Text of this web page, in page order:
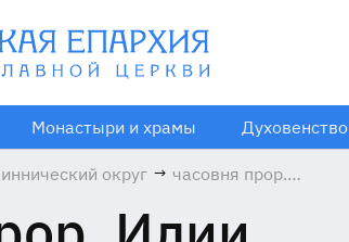
Монастыри и храмы Духовенство
округ → часовня прор.